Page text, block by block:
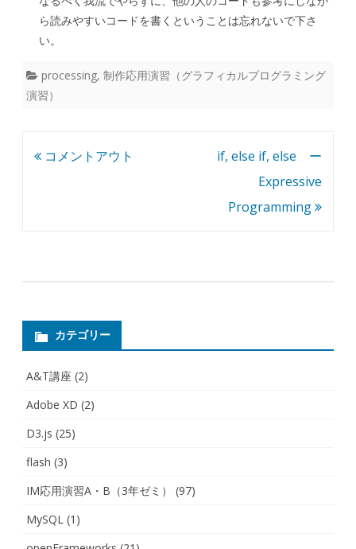
ら読みやすいコードを書くということは忘れないで下さ
い。
processing, 制作応用演習（グラフィカルプログラミング
演習）
投
ョ
コメントアウト
if, else if, else ー
Expressive
Programming
カテゴリー
A&T講座 (2)
Adobe XD (2)
D3.js (25)
flash (3)
IM応用演習A・B（3年ゼミ）
(97)
MySQL (1)